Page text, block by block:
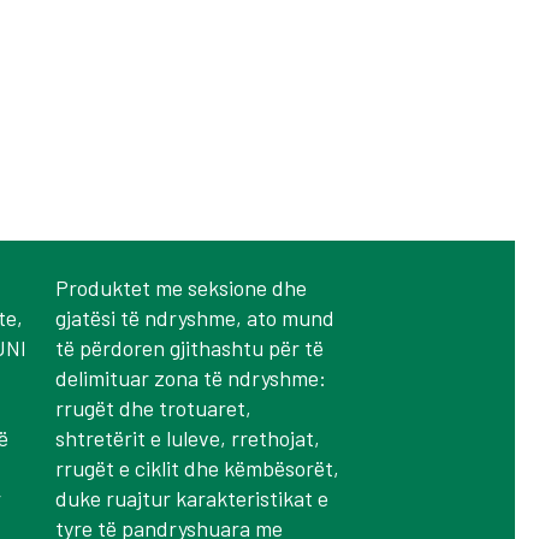
Produktet me seksione dhe
gjatësi të ndryshme, ato mund
të përdoren gjithashtu për të
delimituar zona të ndryshme:
rrugët dhe trotuaret,
shtretërit e luleve, rrethojat,
rrugët e ciklit dhe këmbësorët,
duke ruajtur karakteristikat e
tyre të pandryshuara me